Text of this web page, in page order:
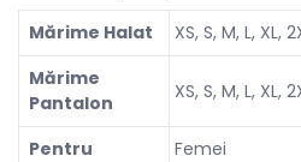
Mărime Halat
XS, S, M, L, XL,
Mărime
Pantalon
XS, S, M, L, XL,
Pentru
Femei